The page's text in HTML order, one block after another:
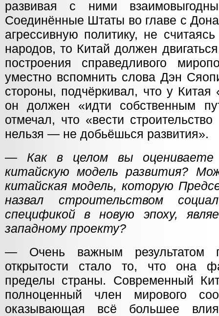
развивая с ними
Соединённые Штаты во главе с
агрессивную политику, не
народов, то Китай должен
построения справедливого
уместно вспомнить слова Дэн
стороны, подчёркивал, что у Китая
он должен «идти собственным
отмечал, что «вести
нельзя — не добьёшься развития».
— Как в целом вы оцениваете
китайскую модель развития?
китайская модель, которую
назвал строительством
спецификой в новую эпоху,
западному проекту?
— Очень важным результатом
открытости стало то, что она
пределы страны. Современный
полноценный член мирового
оказывающая всё большее